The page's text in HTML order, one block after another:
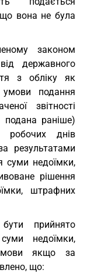
вона не була
законом
державного
з обліку як
подання
звітності
подана раніше)
робочих днів
результатами
суми недоїмки,
рішення
штрафних
прийнято
недоїмки,
якщо за
що: